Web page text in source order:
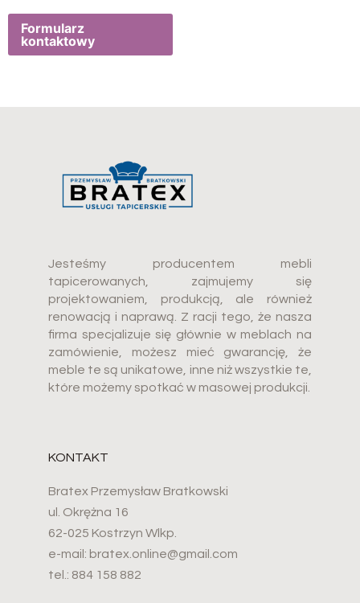
Formularz
kontaktowy
Jesteśmy producentem mebli
tapicerowanych, zajmujemy się
projektowaniem, produkcją, ale również
renowacją i naprawą. Z racji tego, że nasza
firma specjalizuje się głównie w meblach na
zamówienie, możesz mieć gwarancję, że
meble te są unikatowe, inne niż wszystkie te,
które możemy spotkać w masowej produkcji.
KONTAKT
Bratex Przemysław Bratkowski
ul. Okrężna 16
62-025 Kostrzyn Wlkp.
e-mail: bratex.online@gmail.com
tel.: 884 158 882